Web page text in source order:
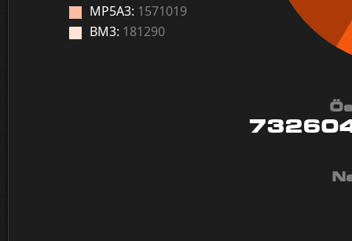
MP5A3: 1571019
BM3: 181290